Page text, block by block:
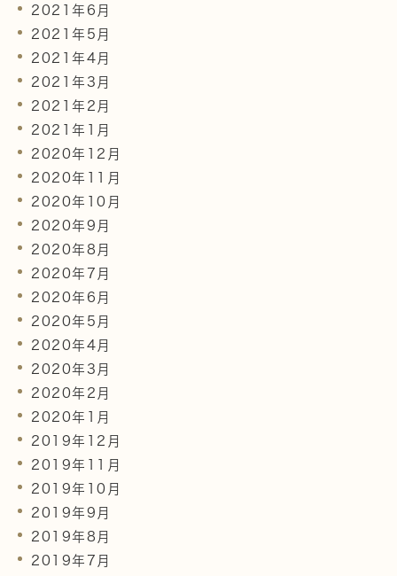
2021年6月
2021年5月
2021年4月
2021年3月
2021年2月
2021年1月
2020年12月
2020年11月
2020年10月
2020年9月
2020年8月
2020年7月
2020年6月
2020年5月
2020年4月
2020年3月
2020年2月
2020年1月
2019年12月
2019年11月
2019年10月
2019年9月
2019年8月
2019年7月